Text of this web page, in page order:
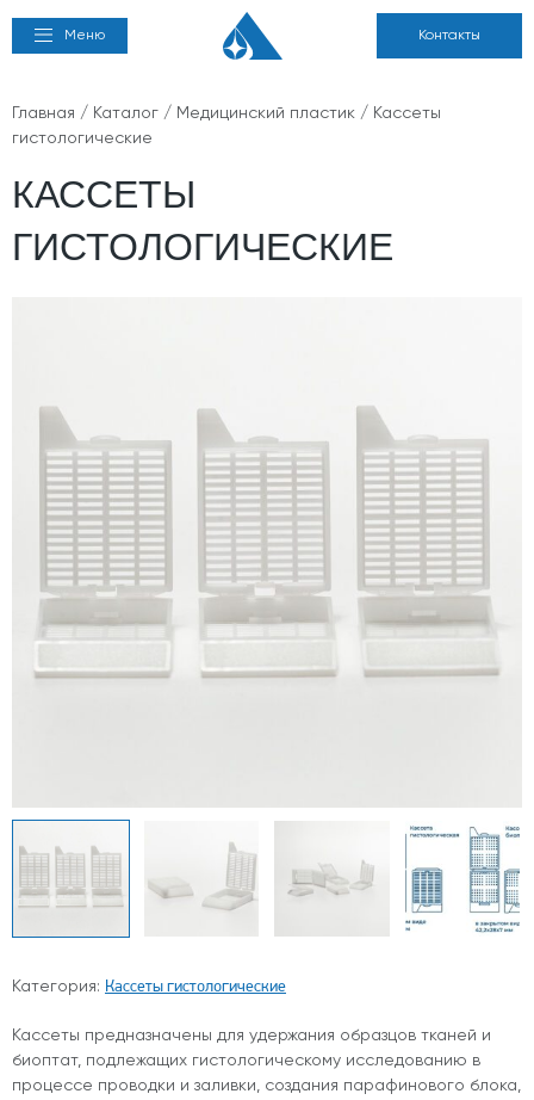
Меню Контакты
Главная / Каталог / Медицинский пластик / Кассеты
гистологические
КАССЕТЫ
ГИСТОЛОГИЧЕСКИЕ
Категория: Кассеты гистологические
Кассеты предназначены для удержания образцов тканей и
биоптат, подлежащих гистологическому исследованию в
процессе проводки и заливки, создания парафинового блока,